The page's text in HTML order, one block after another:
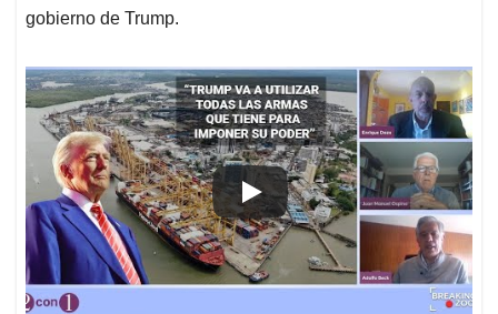
gobierno de Trump.